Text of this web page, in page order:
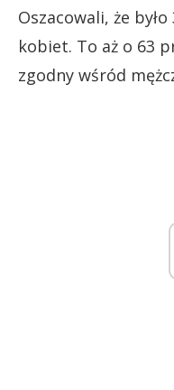
Oszacowali, że
kobiet. To aż o 63
zgodny wśród